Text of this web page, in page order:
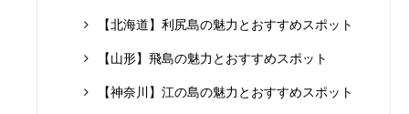
【北海道】利尻島の魅力とおすすめスポット
【山形】飛島の魅力とおすすめスポット
【神奈川】江の島の魅力とおすすめスポット